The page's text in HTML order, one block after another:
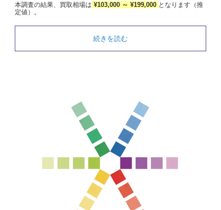
本調査の結果、買取相場は ¥103,000 ～ ¥199,000 となります（推
定値）。
続きを読む